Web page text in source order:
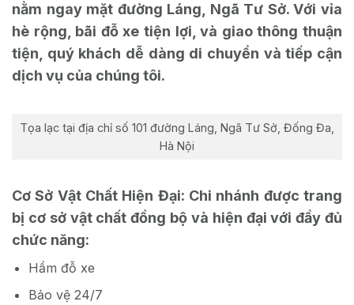
nằm ngay mặt đường Láng, Ngã Tư Sở. Với vỉa
hè rộng, bãi đỗ xe tiện lợi, và giao thông thuận
tiện, quý khách dễ dàng di chuyển và tiếp cận
dịch vụ của chúng tôi.
Tọa lạc tại địa chỉ số 101 đường Láng, Ngã Tư Sở, Đống Đa,
Hà Nội
Cơ Sở Vật Chất Hiện Đại: Chi nhánh được trang
bị cơ sở vật chất đồng bộ và hiện đại với đầy đủ
chức năng:
Hầm đỗ xe
Bảo vệ 24/7